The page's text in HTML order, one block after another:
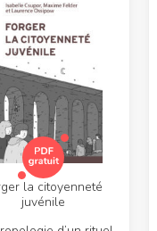
la citoyenneté
juvénile